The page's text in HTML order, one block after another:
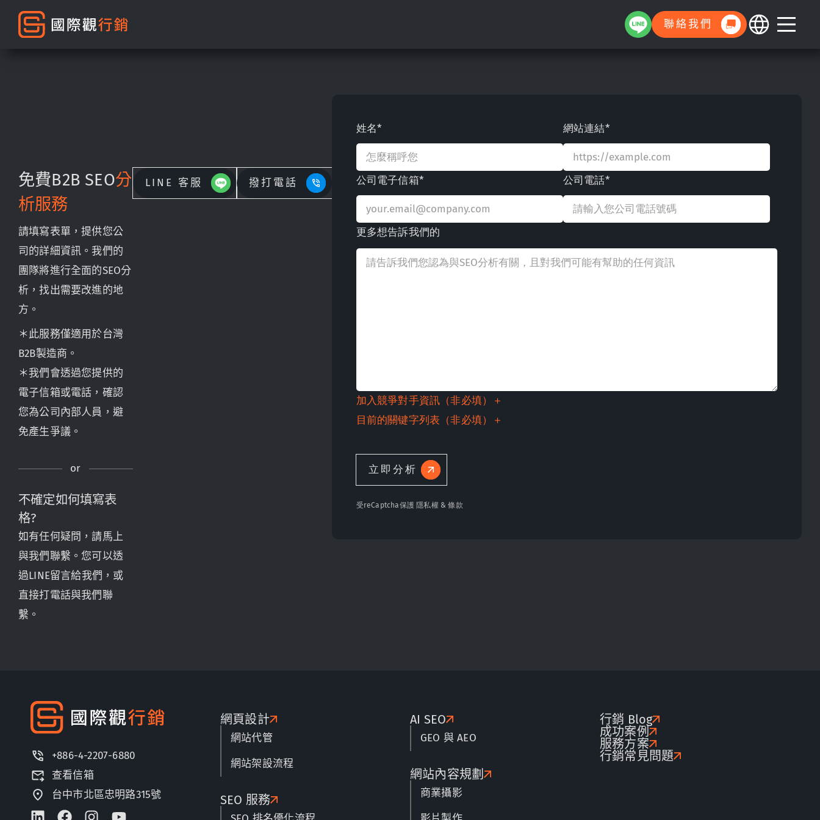
聯絡我們
免費B2B SEO分
析服務
請填寫表單，提供您公
司的詳細資訊。我們的
團隊將進行全面的SEO分
析，找出需要改進的地
方。
＊此服務僅適用於台灣
B2B製造商。
＊我們會透過您提供的
電子信箱或電話，確認
您為公司內部人員，避
免產生爭議。
不確定如何填寫表
格?
如有任何疑問，請馬上
與我們聯繫。您可以透
過LINE留言給我們，或
直接打電話與我們聯
繫。
LINE 客服 撥打電話
姓名* 網站連結*
公司電子信箱* 公司電話*
更多想告訴我們的
加入競爭對手資訊（非必填）
目前的關键字列表（非必填）
立即分析
受reCaptcha保護 隱私權 & 條款
+886-4-2207-6880
查看信箱
台中市北區忠明路315號
網頁設計
網站代管
網站架設流程
SEO 服務
AI SEO
GEO 與 AEO
網站內容規劃
商業攝影
行銷 Blog
成功案例
服務方案
行銷常見問題